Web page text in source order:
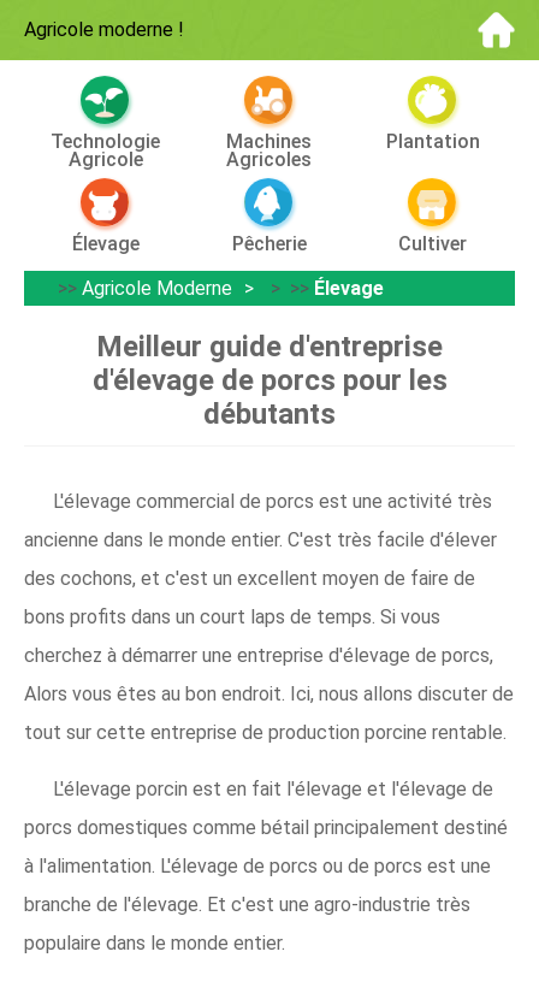
Agricole moderne !
Technologie
Agricole
Machines
Agricoles
Plantation
Élevage Pêcherie
Cultiver
>> Agricole Moderne > >> Élevage
Meilleur guide d'entreprise
d'élevage de porcs pour les
débutants
L'élevage commercial de porcs est une activité très
ancienne dans le monde entier. C'est très facile d'élever
des cochons, et c'est un excellent moyen de faire de
bons profits dans un court laps de temps. Si vous
cherchez à démarrer une entreprise d'élevage de porcs,
Alors vous êtes au bon endroit. Ici, nous allons discuter de
tout sur cette entreprise de production porcine rentable.
L'élevage porcin est en fait l'élevage et l'élevage de
porcs domestiques comme bétail principalement destiné
à l'alimentation. L'élevage de porcs ou de porcs est une
branche de l'élevage. Et c'est une agro-industrie très
populaire dans le monde entier.